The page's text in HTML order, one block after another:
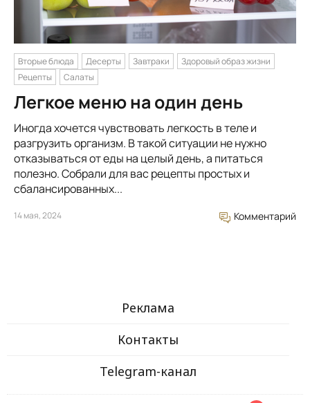
Вторые блюда Десерты Завтраки
Здоровый образ жизни
Рецепты
Салаты
Легкое меню на один день
Иногда хочется чувствовать легкость в теле и
разгрузить организм. В такой ситуации не нужно
отказываться от еды на целый день, а питаться
полезно. Собрали для вас рецепты простых и
сбалансированных...
14 мая, 2024 Комментарий
Реклама
Контакты
Telegram-канал